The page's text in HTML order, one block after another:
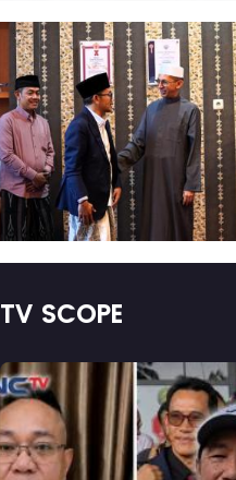
TV SCOPE